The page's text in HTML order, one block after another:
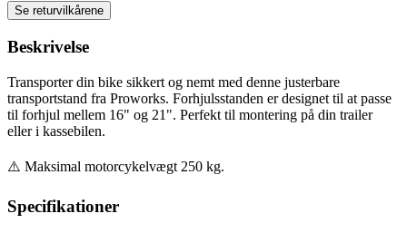
Se returvilkårene
Beskrivelse
Transporter din bike sikkert og nemt med denne justerbare
transportstand fra Proworks. Forhjulsstanden er designet til at passe
til forhjul mellem 16" og 21". Perfekt til montering på din trailer
eller i kassebilen.
⚠️ Maksimal motorcykelvægt 250 kg.
Specifikationer